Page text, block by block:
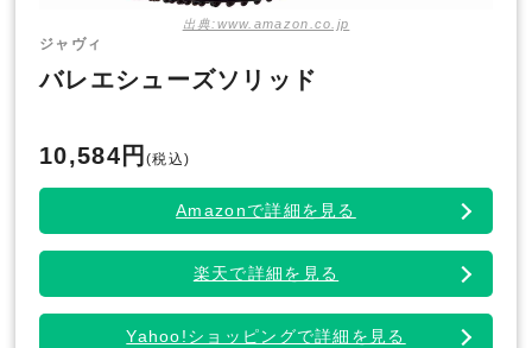
出典:www.amazon.co.jp
ジャヴィ
バレエシューズソリッド
10,584円(税込)
Amazonで詳細を見る
楽天で詳細を見る
Yahoo!ショッピングで詳細を見る